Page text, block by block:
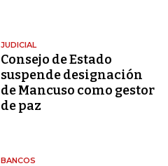
JUDICIAL
Consejo de Estado
suspende designación
de Mancuso como gestor
de paz
BANCOS